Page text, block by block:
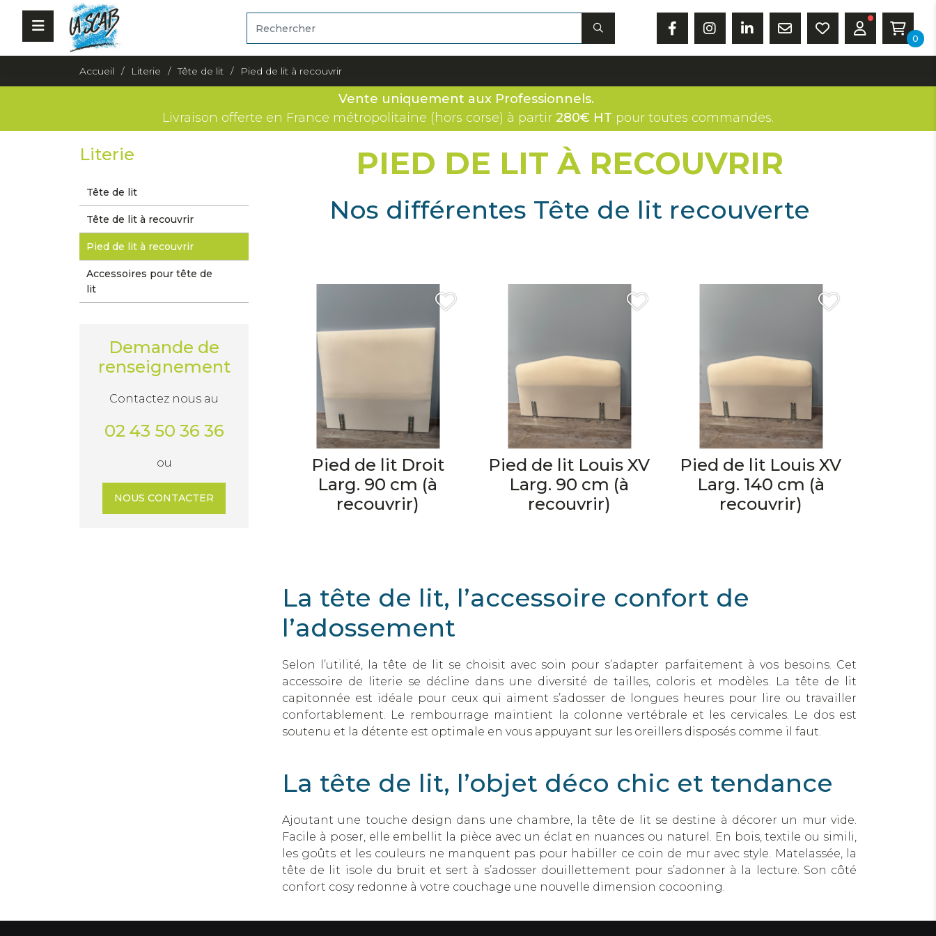
0
Accueil Literie Tête de lit Pied de lit à recouvrir
Vente uniquement aux Professionnels.
Livraison offerte en France métropolitaine (hors corse) à partir 280€ HT pour toutes commandes.
PIED DE LIT À RECOUVRIR
Nos différentes Tête de lit recouverte
Pied de lit Droit
Larg. 90 cm (à
recouvrir)
Pied de lit Louis XV
Larg. 90 cm (à
recouvrir)
Pied de lit Louis XV
Larg. 140 cm (à
recouvrir)
La tête de lit, l’accessoire confort de
l’adossement
Selon l’utilité, la tête de lit se choisit avec soin pour s’adapter parfaitement à vos besoins. Cet
accessoire de literie se décline dans une diversité de tailles, coloris et modèles. La tête de lit
capitonnée est idéale pour ceux qui aiment s’adosser de longues heures pour lire ou travailler
confortablement. Le rembourrage maintient la colonne vertébrale et les cervicales. Le dos est
soutenu et la détente est optimale en vous appuyant sur les oreillers disposés comme il faut.
La tête de lit, l’objet déco chic et tendance
Ajoutant une touche design dans une chambre, la tête de lit se destine à décorer un mur vide.
Facile à poser, elle embellit la pièce avec un éclat en nuances ou naturel. En bois, textile ou simili,
les goûts et les couleurs ne manquent pas pour habiller ce coin de mur avec style. Matelassée, la
tête de lit isole du bruit et sert à s’adosser douillettement pour s’adonner à la lecture. Son côté
confort cosy redonne à votre couchage une nouvelle dimension cocooning.
Literie
Tête de lit
Tête de lit à recouvrir
Pied de lit à recouvrir
Accessoires pour tête de
lit
Demande de
renseignement
Contactez nous au
02 43 50 36 36
ou
NOUS CONTACTER